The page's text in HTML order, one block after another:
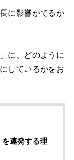
に影響がでるか
に、どのように
しているかをお
連発する理